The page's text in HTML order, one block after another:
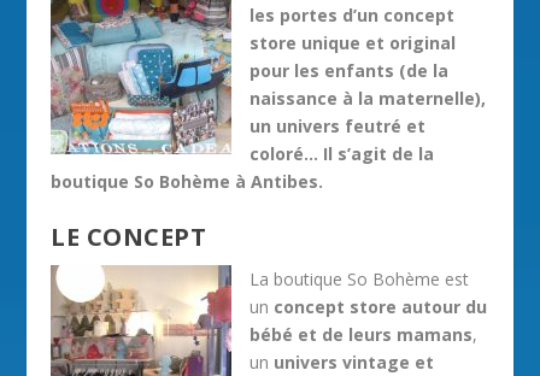
les portes d’un concept
store unique et original
pour les enfants (de la
naissance à la maternelle),
un univers feutré et
coloré… Il s’agit de la
boutique So Bohème à Antibes.
LE CONCEPT
La boutique So Bohème est
un concept store autour du
bébé et de leurs mamans,
un univers vintage et